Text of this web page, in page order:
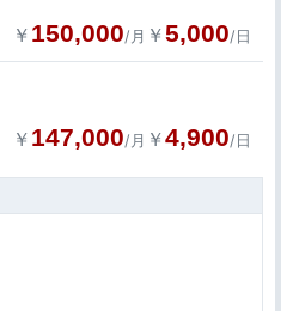
￥ 150,000/月 ￥5,000/日
￥ 147,000/月 ￥4,900/日